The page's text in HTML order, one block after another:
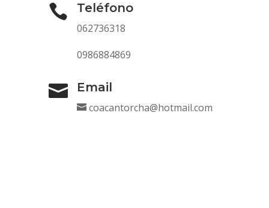
 Teléfono
062736318
0986884869
 Email
coacantorcha@hotmail.com